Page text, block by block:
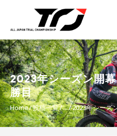
2023年シーズン開
勝目
Home 投稿一覧 ... 2023年シーズ
MFJ 全日本トラ
EVENT
TRJ ランキング
MSP
Promotion TOP